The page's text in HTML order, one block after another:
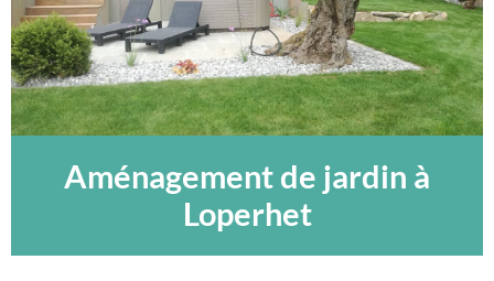
Aménagement de jardin à
Loperhet